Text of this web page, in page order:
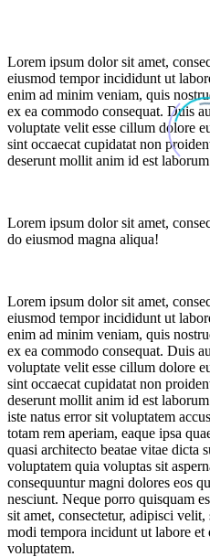
Lorem ipsum dolor sit amet,
eiusmod tempor incididunt ut
enim ad minim veniam, quis
ex ea commodo consequat. Duis
voluptate velit esse cillum dolore
sint occaecat cupidatat non
deserunt mollit anim id est
Lorem ipsum dolor sit amet,
do eiusmod magna aliqua!
Lorem ipsum dolor sit amet,
eiusmod tempor incididunt ut
enim ad minim veniam, quis
ex ea commodo consequat. Duis
voluptate velit esse cillum dolore
sint occaecat cupidatat non
deserunt mollit anim id est
iste natus error sit voluptatem
totam rem aperiam, eaque ipsa
quasi architecto beatae vitae dicta
voluptatem quia voluptas sit
consequuntur magni dolores eos
nesciunt. Neque porro quisquam
sit amet, consectetur, adipisci
modi tempora incidunt ut labore et
voluptatem.